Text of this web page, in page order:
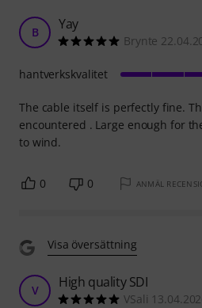
B Yay
Brynte
The cable itself is perfectly fine.
encountered . Large enough for
to wind.
hantverkskvalitet
0 0 ANMÄL
Visa översättning
V High quality SDI
VSali